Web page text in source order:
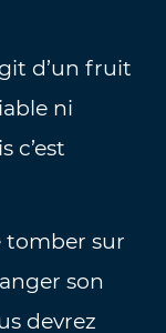
d’un fruit
ni
c’est
tomber sur
son
devrez